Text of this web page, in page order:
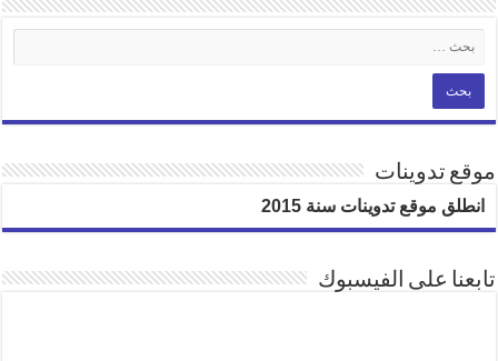
موقع تدوينات
انطلق موقع تدوينات سنة 2015
تابعنا على الفيسبوك